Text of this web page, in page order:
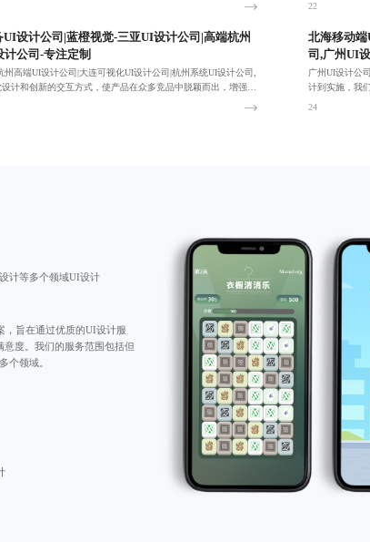
22
UI设计公司|蓝橙视觉-三亚UI设计公司|高端杭州
计公司-专注定制
州高端UI设计公司|大连可视化UI设计公司|杭州系统UI设计公司,
计和创新的交互方式，使产品在众多竞品中脱颖而出，增强用
北海移动
司,广州UI
广州UI设计公
计到实施，我
24
计等多个领域UI设计
，旨在通过优质的UI设计服
度。我们的服务范围包括但
个领域。